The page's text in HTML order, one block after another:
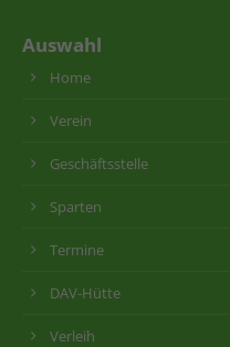
Auswahl
Home
Verein
Geschäftsstelle
Sparten
Termine
DAV-Hütte
Verleih